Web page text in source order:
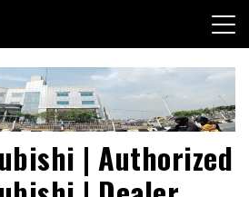
| Authorized